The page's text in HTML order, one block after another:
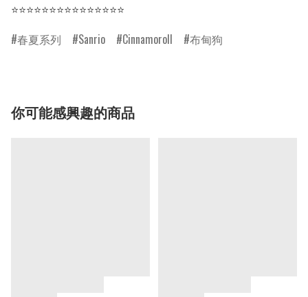
⭐⭐⭐⭐⭐⭐⭐⭐⭐⭐⭐⭐⭐⭐⭐
春夏系列
Sanrio Cinnamoroll 布甸狗
你可能感興趣的商品